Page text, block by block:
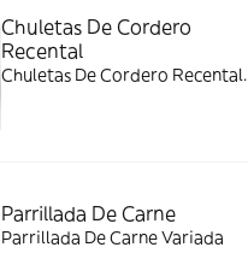
Chuletas De Cordero
Recental
Chuletas De Cordero Recental.
Parrillada De Carne
Parrillada De Carne Variada